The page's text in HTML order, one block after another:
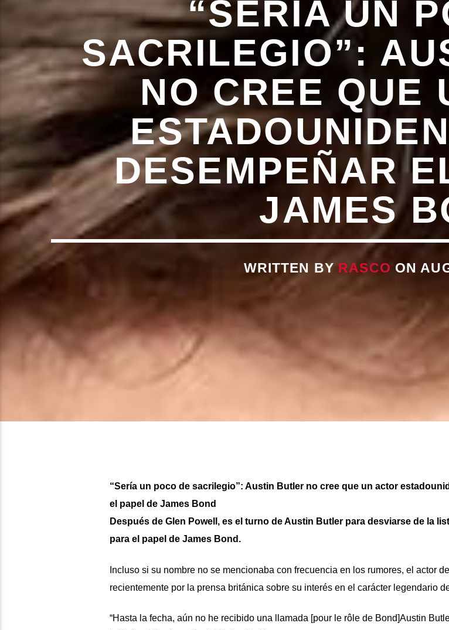
“SERÍA UN
SACRILEGIO”:
NO CREE QUE
DESEMPEÑAR
JAMES
WRITTEN BY RASCO ON
“Sería un poco de sacrilegio”: Austin Butler no cree que un actor
el papel de James Bond
Después de Glen Powell, es el turno de Austin Butler para desviarse de la
para el papel de James Bond.
Incluso si su nombre no se mencionaba con frecuencia en los rumores, el actor
recientemente por la prensa británica sobre su interés en el carácter legendario
“Hasta la fecha, aún no he recibido una llamada [pour le rôle de Bond]Austin